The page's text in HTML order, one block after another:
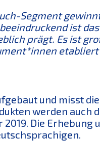
Segment
ist
prägt. Es ist
etabliert
und misst
werden auch
Die Erhebung